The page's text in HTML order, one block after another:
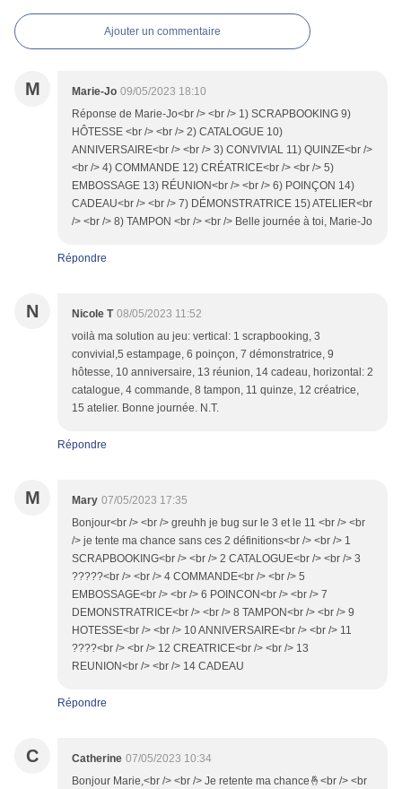
Ajouter un commentaire
M Marie-Jo 09/05/2023 18:10
Réponse de Marie-Jo<br /> <br /> 1) SCRAPBOOKING 9)
HÔTESSE <br /> <br /> 2) CATALOGUE 10)
ANNIVERSAIRE<br /> <br /> 3) CONVIVIAL 11) QUINZE<br />
<br /> 4) COMMANDE 12) CRÉATRICE<br /> <br /> 5)
EMBOSSAGE 13) RÉUNION<br /> <br /> 6) POINÇON 14)
CADEAU<br /> <br /> 7) DÉMONSTRATRICE 15) ATELIER<br
/> <br /> 8) TAMPON <br /> <br /> Belle journée à toi, Marie-Jo
Répondre
N Nicole T 08/05/2023 11:52
voilà ma solution au jeu: vertical: 1 scrapbooking, 3
convivial,5 estampage, 6 poinçon, 7 démonstratrice, 9
hôtesse, 10 anniversaire, 13 réunion, 14 cadeau, horizontal: 2
catalogue, 4 commande, 8 tampon, 11 quinze, 12 créatrice,
15 atelier. Bonne journée. N.T.
Répondre
M Mary 07/05/2023 17:35
Bonjour<br /> <br /> greuhh je bug sur le 3 et le 11 <br /> <br
/> je tente ma chance sans ces 2 définitions<br /> <br /> 1
SCRAPBOOKING<br /> <br /> 2 CATALOGUE<br /> <br /> 3
?????<br /> <br /> 4 COMMANDE<br /> <br /> 5
EMBOSSAGE<br /> <br /> 6 POINCON<br /> <br /> 7
DEMONSTRATRICE<br /> <br /> 8 TAMPON<br /> <br /> 9
HOTESSE<br /> <br /> 10 ANNIVERSAIRE<br /> <br /> 11
????<br /> <br /> 12 CREATRICE<br /> <br /> 13
REUNION<br /> <br /> 14 CADEAU
Répondre
C Catherine 07/05/2023 10:34
Bonjour Marie,<br /> <br /> Je retente ma chance🤞<br /> <br